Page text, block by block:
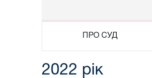
ПРО СУД
2022 рік